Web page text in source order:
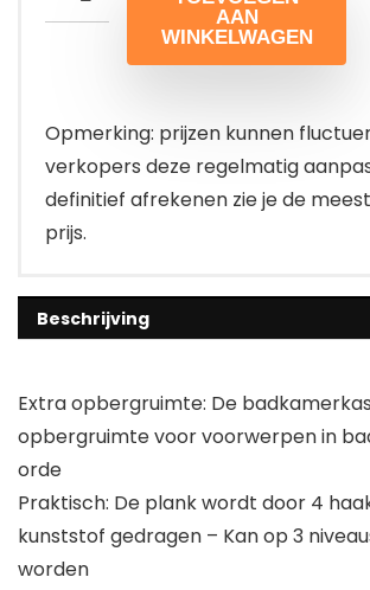
AAN
WINKELWAGEN
Opmerking: prijzen kunnen
verkopers deze regelmatig
definitief afrekenen zie je de
prijs.
Beschrijving
Extra opbergruimte: De
opbergruimte voor voorwerpen in
orde
Praktisch: De plank wordt door 4
kunststof gedragen – Kan op 3
worden